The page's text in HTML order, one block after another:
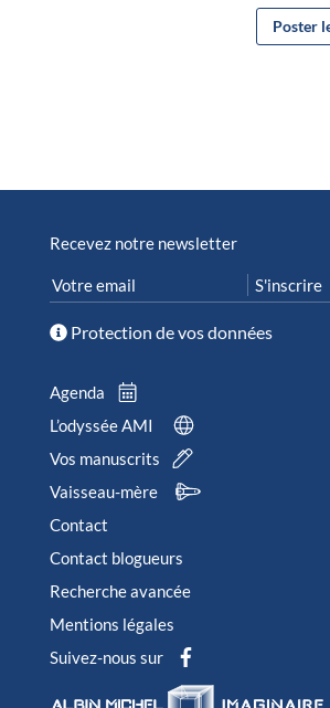
Recevez notre newsletter
Protection de vos données
Agenda
L’odyssée AMI
Vos manuscrits
Vaisseau-mère
Contact
Contact blogueurs
Recherche avancée
Mentions légales
Suivez-nous sur